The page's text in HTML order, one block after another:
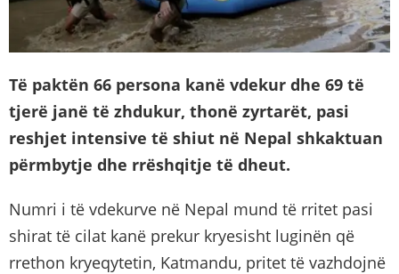
Të paktën 66 persona kanë vdekur dhe 69 të
tjerë janë të zhdukur, thonë zyrtarët, pasi
reshjet intensive të shiut në Nepal shkaktuan
përmbytje dhe rrëshqitje të dheut.
Numri i të vdekurve në Nepal mund të rritet pasi
shirat të cilat kanë prekur kryesisht luginën që
rrethon kryeqytetin, Katmandu, pritet të vazhdojnë